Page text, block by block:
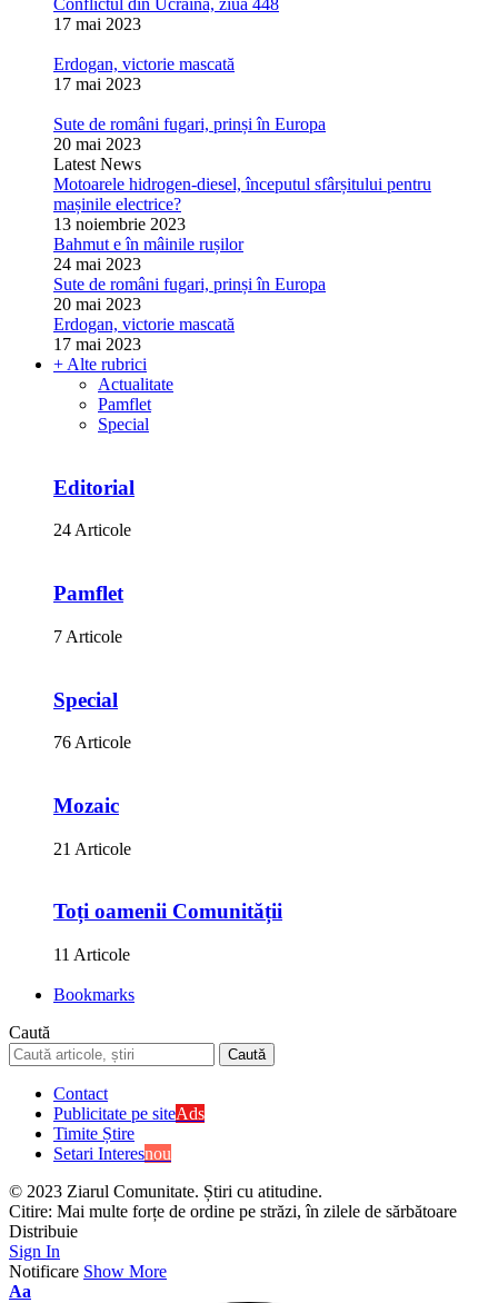
Conflictul din Ucraina, ziua 448
17 mai 2023
Erdogan, victorie mascată
17 mai 2023
Sute de români fugari, prinși în Europa
20 mai 2023
Latest News
Motoarele hidrogen-diesel, începutul sfârșitului pentru
mașinile electrice?
13 noiembrie 2023
Bahmut e în mâinile rușilor
24 mai 2023
Sute de români fugari, prinși în Europa
20 mai 2023
Erdogan, victorie mascată
17 mai 2023
+ Alte rubrici
Actualitate
Pamflet
Special
Editorial
24 Articole
Pamflet
7 Articole
Special
76 Articole
Mozaic
21 Articole
Toți oamenii Comunității
11 Articole
Bookmarks
Caută
Contact
Publicitate pe siteAds
Timite Știre
Setari Interesnou
© 2023 Ziarul Comunitate. Știri cu atitudine.
Citire: Mai multe forțe de ordine pe străzi, în zilele de sărbătoare
Distribuie
Sign In
Notificare Show More
Aa